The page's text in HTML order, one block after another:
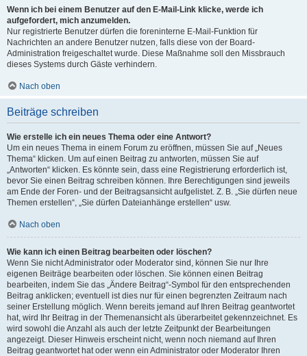
Wenn ich bei einem Benutzer auf den E-Mail-Link klicke, werde ich
aufgefordert, mich anzumelden.
Nur registrierte Benutzer dürfen die foreninterne E-Mail-Funktion für
Nachrichten an andere Benutzer nutzen, falls diese von der Board-
Administration freigeschaltet wurde. Diese Maßnahme soll den Missbrauch
dieses Systems durch Gäste verhindern.
Nach oben
Beiträge schreiben
Wie erstelle ich ein neues Thema oder eine Antwort?
Um ein neues Thema in einem Forum zu eröffnen, müssen Sie auf „Neues
Thema“ klicken. Um auf einen Beitrag zu antworten, müssen Sie auf
„Antworten“ klicken. Es könnte sein, dass eine Registrierung erforderlich ist,
bevor Sie einen Beitrag schreiben können. Ihre Berechtigungen sind jeweils
am Ende der Foren- und der Beitragsansicht aufgelistet. Z. B. „Sie dürfen neue
Themen erstellen“, „Sie dürfen Dateianhänge erstellen“ usw.
Nach oben
Wie kann ich einen Beitrag bearbeiten oder löschen?
Wenn Sie nicht Administrator oder Moderator sind, können Sie nur Ihre
eigenen Beiträge bearbeiten oder löschen. Sie können einen Beitrag
bearbeiten, indem Sie das „Ändere Beitrag“-Symbol für den entsprechenden
Beitrag anklicken; eventuell ist dies nur für einen begrenzten Zeitraum nach
seiner Erstellung möglich. Wenn bereits jemand auf Ihren Beitrag geantwortet
hat, wird Ihr Beitrag in der Themenansicht als überarbeitet gekennzeichnet. Es
wird sowohl die Anzahl als auch der letzte Zeitpunkt der Bearbeitungen
angezeigt. Dieser Hinweis erscheint nicht, wenn noch niemand auf Ihren
Beitrag geantwortet hat oder wenn ein Administrator oder Moderator Ihren